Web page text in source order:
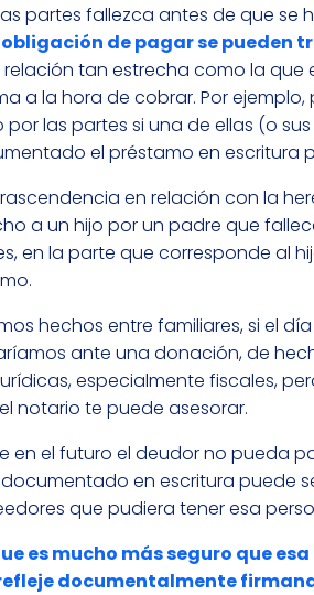
partes fallezca antes de que
de pagar se pueden
tan estrecha como la
a la hora de cobrar. Por
las partes si una de ellas (o
el préstamo en escritura
en relación con la
a un hijo por un padre que
en la parte que corresponde al
hechos entre familiares, si el
ante una donación, de
especialmente fiscales,
notario te puede asesorar.
en el futuro el deudor no pueda
en escritura puede
que pudiera tener esa
es mucho más seguro que
documentalmente